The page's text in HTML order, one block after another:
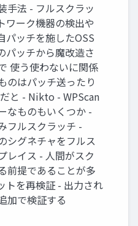
手法 - フルスクラッ
ワーク機器の検出や
パッチを施したOSS
パッチから魔改造さ
使う使わないに関係
のはパッチ送ったり
と - Nikto - WPScan
なものもいくつか -
フルスクラッチ -
シグネチャをフルス
レイス - 人間がスク
前提であることが多
トを再検証 - 出力され
加で検証する